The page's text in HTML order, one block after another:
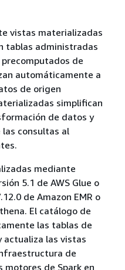
vistas materializadas
tablas administradas
de
automáticamente a
de origen
simplifican
de datos y
consultas al
mediante
5.1 de AWS Glue o
de Amazon EMR o
El catálogo de
las tablas de
actualiza las vistas
de
motores de Spark en